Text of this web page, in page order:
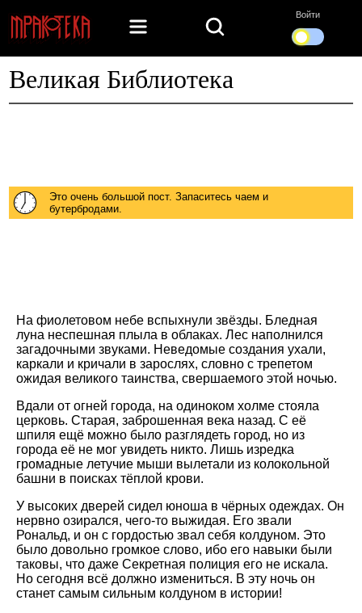
Войти
Великая Библиотека
Это очень большой пост. Запаситесь чаем и
бутербродами.
На фиолетовом небе вспыхнули звёзды. Бледная
луна неспешная плыла в облаках. Лес наполнился
загадочными звуками. Неведомые создания ухали,
каркали и кричали в зарослях, словно с трепетом
ожидая великого таинства, свершаемого этой ночью.
Вдали от огней города, на одиноком холме стояла
церковь. Старая, заброшенная века назад. С её
шпиля ещё можно было разглядеть город, но из
города её не мог увидеть никто. Лишь изредка
громадные летучие мыши вылетали из колокольной
башни в поисках тёплой крови.
У высоких дверей сидел юноша в чёрных одеждах. Он
нервно озирался, чего-то выжидая. Его звали
Рональд, и он с гордостью звал себя колдуном. Это
было довольно громкое слово, ибо его навыки были
таковы, что даже Секретная полиция его не искала.
Но сегодня всё должно измениться. В эту ночь он
станет самым сильным колдуном в истории!